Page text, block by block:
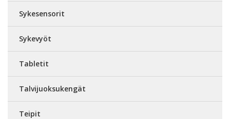
Sykesensorit
Sykevyöt
Tabletit
Talvijuoksukengät
Teipit